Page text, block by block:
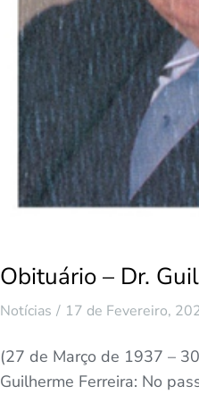
Obituário – Dr.
Notícias 17 de Fevereiro,
(27 de Março de 1937 –
Guilherme Ferreira: No